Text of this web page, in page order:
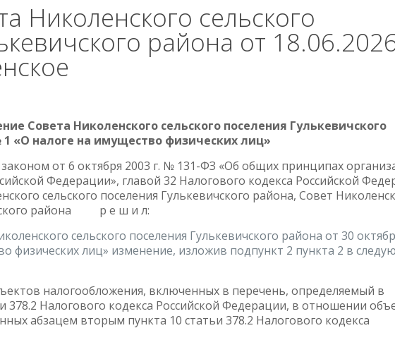
Николенского сельского
района от
Совета Николенского сельского поселения Гулькевичского
1 «О налоге на имущество физических лиц»
от 6 октября 2003 г. № 131-ФЗ «Об общих принципах
Федерации», главой 32 Налогового кодекса Российской
сельского поселения Гулькевичского района, Совет
района р е ш и л:
сельского поселения Гулькевичского района от 30
физических лиц» изменение, изложив подпункт 2 пункта 2 в
налогообложения, включенных в перечень, определяемый в
378.2 Налогового кодекса Российской Федерации, в отношении
абзацем вторым пункта 10 статьи 378.2 Налогового кодекса